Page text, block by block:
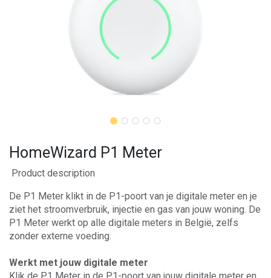
HomeWizard P1 Meter
Product description
De P1 Meter klikt in de P1-poort van je digitale meter en je
ziet het stroomverbruik, injectie en gas van jouw woning. De
P1 Meter werkt op alle digitale meters in België, zelfs
zonder externe voeding.
Werkt met jouw digitale meter